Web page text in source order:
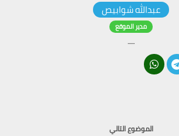
عبدالله شوابيص
مدير الموقع
......
الموضوع التالي